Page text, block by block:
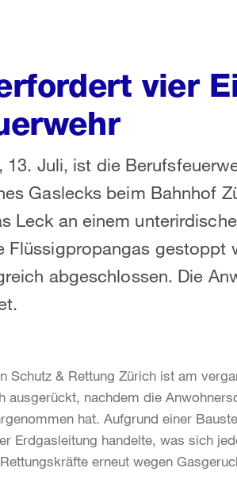
vier
13. Juli, ist die
Gaslecks beim Bahnhof
Leck an einem
Flüssigpropangas gestoppt
abgeschlossen. Die
Schutz & Rettung Zürich ist am
ausgerückt, nachdem die
hat. Aufgrund einer
Erdgasleitung handelte, was sich
erneut wegen